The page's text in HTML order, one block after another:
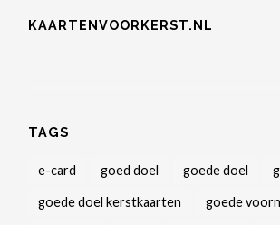
KAARTENVOORKERST.NL
TAGS
e-card goed doel goede doel
goede doel kerstkaarten goede